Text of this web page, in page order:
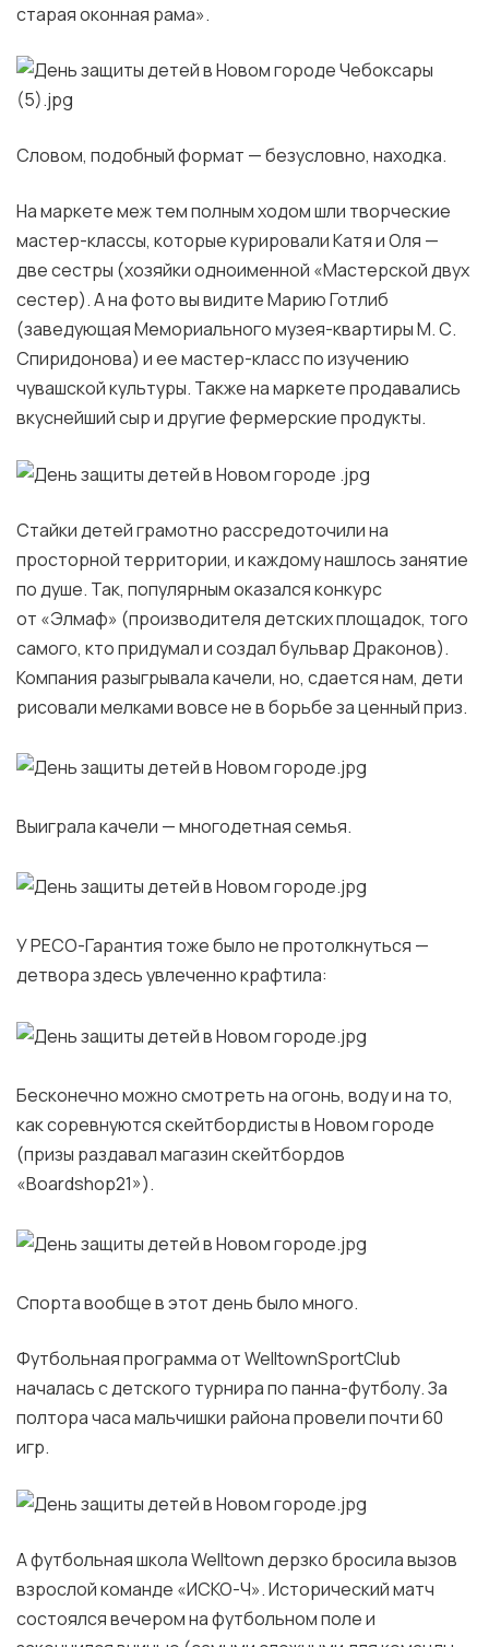
старая оконная рама».
Словом, подобный формат — безусловно, находка.
На маркете меж тем полным ходом шли творческие
мастер-классы, которые курировали Катя и Оля —
две сестры (хозяйки одноименной «Мастерской двух
сестер). А на фото вы видите Марию Готлиб
(заведующая Мемориального музея-квартиры М. С.
Спиридонова) и ее мастер-класс по изучению
чувашской культуры. Также на маркете продавались
вкуснейший сыр и другие фермерские продукты.
Стайки детей грамотно рассредоточили на
просторной территории, и каждому нашлось занятие
по душе. Так, популярным оказался конкурс
от «Элмаф» (производителя детских площадок, того
самого, кто придумал и создал бульвар Драконов).
Компания разыгрывала качели, но, сдается нам, дети
рисовали мелками вовсе не в борьбе за ценный приз.
Выиграла качели — многодетная семья.
У РЕСО-Гарантия тоже было не протолкнуться —
детвора здесь увлеченно крафтила:
Бесконечно можно смотреть на огонь, воду и на то,
как соревнуются скейтбордисты в Новом городе
(призы раздавал магазин скейтбордов
«Boardshop21»).
Спорта вообще в этот день было много.
Футбольная программа от WelltownSportClub
началась с детского турнира по панна-футболу. За
полтора часа мальчишки района провели почти 60
игр.
А футбольная школа Welltown дерзко бросила вызов
взрослой команде «ИСКО-Ч». Исторический матч
состоялся вечером на футбольном поле и